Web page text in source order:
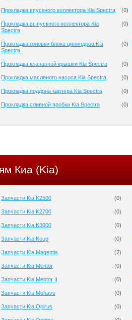
Прокладка впускного коллектора Kia Spectra (0)
Прокладка выпускного коллектора Kia
Spectra
(0)
Прокладка головки блока цилиндров Kia
Spectra
(0)
Прокладка клапанной крышки Kia Spectra (0)
Прокладка масляного насоса Kia Spectra (0)
Прокладка поддона картера Kia Spectra (0)
Прокладка сливной пробки Kia Spectra (0)
Киа (Kia)
Запчасти Kia K2500 (0)
Запчасти Kia K2700 (0)
Запчасти Kia K3000 (0)
Запчасти Kia Koup (0)
Запчасти Kia Magentis (2)
Запчасти Kia Mentor (0)
Запчасти Kia Mentor II (0)
Запчасти Kia Mohave (0)
Запчасти Kia Opirus (0)